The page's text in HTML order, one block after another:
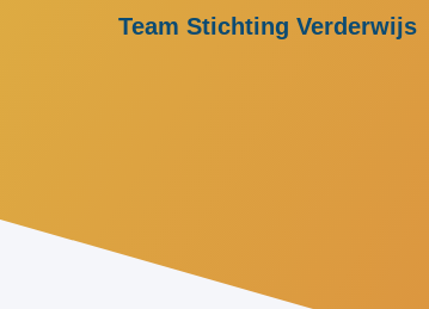
Team Stichting Verderwijs